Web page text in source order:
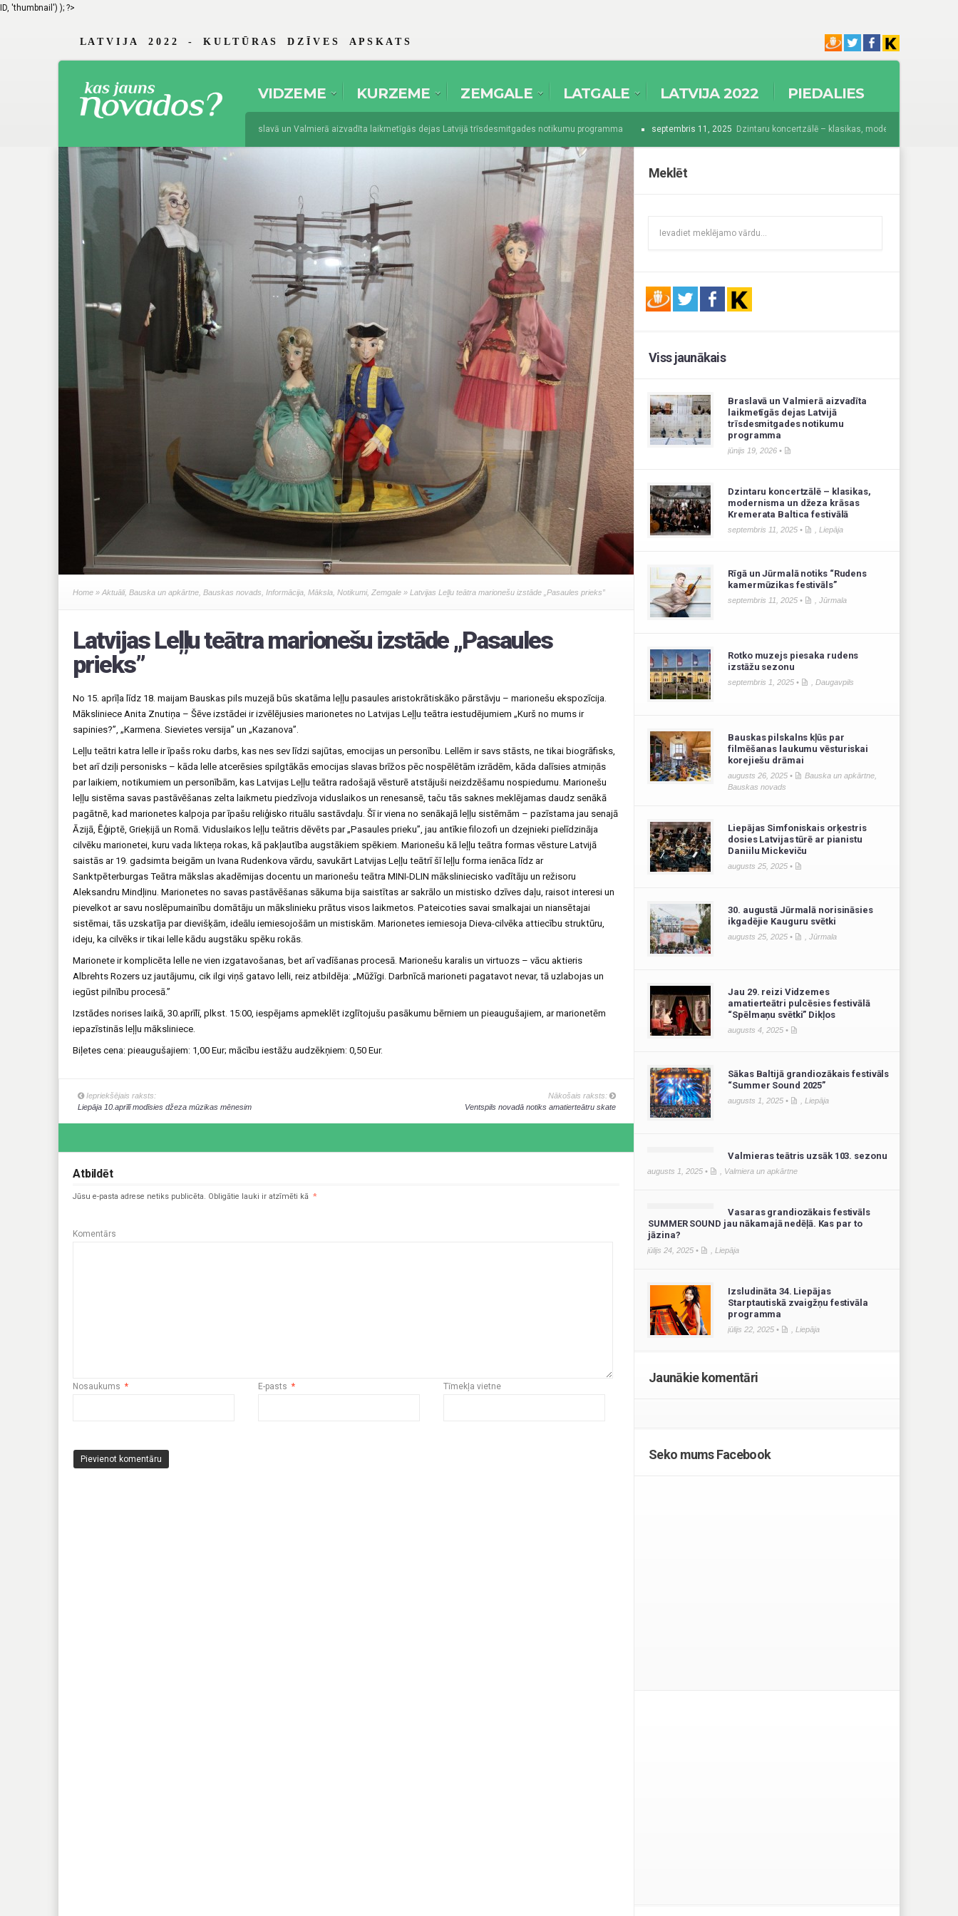
ID, 'thumbnail') ); ?>
L A T V I J A 2 0 2 2 - K U L T Ū R A S D Z Ī V E S A P S K A T S
VIDZEME KURZEME ZEMGALE LATGALE LATVIJA 2022 PIEDALIES
Braslavā un Valmierā aizvadīta laikmetīgās dejas Latvijā trīsdesmitgades notikumu programma septembris 11, 2025 Dzintaru koncertzālē – klasikas, modernisma un džeza
Home » Aktuāli, Bauska un apkārtne Bauskas novads Informācija Māksla Notikumi, Zemgale » Latvijas Leļļu teātra marionešu izstāde „Pasaules prieks”
Latvijas Leļļu teātra marionešu izstāde „Pasaules
prieks”
No 15. aprīļa līdz 18. maijam Bauskas pils muzejā būs skatāma leļļu pasaules aristokrātiskāko pārstāvju – marionešu ekspozīcija.
Māksliniece Anita Znutiņa – Šēve izstādei ir izvēlējusies marionetes no Latvijas Leļļu teātra iestudējumiem „Kurš no mums ir
sapinies?”, „Karmena. Sievietes versija” un „Kazanova”.
Leļļu teātri katra lelle ir īpašs roku darbs, kas nes sev līdzi sajūtas, emocijas un personību. Lellēm ir savs stāsts, ne tikai biogrāfisks,
bet arī dziļi personisks – kāda lelle atcerēsies spilgtākās emocijas slavas brīžos pēc nospēlētām izrādēm, kāda dalīsies atmiņās
par laikiem, notikumiem un personībām, kas Latvijas Leļļu teātra radošajā vēsturē atstājuši neizdzēšamu nospiedumu. Marionešu
leļļu sistēma savas pastāvēšanas zelta laikmetu piedzīvoja viduslaikos un renesansē, taču tās saknes meklējamas daudz senākā
pagātnē, kad marionetes kalpoja par īpašu reliģisko rituālu sastāvdaļu. Šī ir viena no senākajā leļļu sistēmām – pazīstama jau senajā
Āzijā, Ēģiptē, Grieķijā un Romā. Viduslaikos leļļu teātris dēvēts par „Pasaules prieku”, jau antīkie filozofi un dzejnieki pielīdzināja
cilvēku marionetei, kuru vada likteņa rokas, kā pakļautība augstākiem spēkiem. Marionešu kā leļļu teātra formas vēsture Latvijā
saistās ar 19. gadsimta beigām un Ivana Rudenkova vārdu, savukārt Latvijas Leļļu teātrī šī leļļu forma ienāca līdz ar
Sanktpēterburgas Teātra mākslas akadēmijas docentu un marionešu teātra MINI-DLIN māksliniecisko vadītāju un režisoru
Aleksandru Mindļinu. Marionetes no savas pastāvēšanas sākuma bija saistītas ar sakrālo un mistisko dzīves daļu, raisot interesi un
pievelkot ar savu noslēpumainību domātāju un mākslinieku prātus visos laikmetos. Pateicoties savai smalkajai un niansētajai
sistēmai, tās uzskatīja par dievišķām, ideālu iemiesojošām un mistiskām. Marionetes iemiesoja Dieva-cilvēka attiecību struktūru,
ideju, ka cilvēks ir tikai lelle kādu augstāku spēku rokās.
Marionete ir komplicēta lelle ne vien izgatavošanas, bet arī vadīšanas procesā. Marionešu karalis un virtuozs – vācu aktieris
Albrehts Rozers uz jautājumu, cik ilgi viņš gatavo lelli, reiz atbildēja: „Mūžīgi. Darbnīcā marioneti pagatavot nevar, tā uzlabojas un
iegūst pilnību procesā.”
Izstādes norises laikā, 30.aprīlī, plkst. 15:00, iespējams apmeklēt izglītojušu pasākumu bērniem un pieaugušajiem, ar marionetēm
iepazīstinās leļļu māksliniece.
Biļetes cena: pieaugušajiem: 1,00 Eur; mācību iestāžu audzēkņiem: 0,50 Eur.
Iepriekšējais raksts:
Liepāja 10.aprīlī modīsies džeza mūzikas mēnesim
Nākošais raksts:
Ventspils novadā notiks amatierteātru skate
Atbildēt
Jūsu e-pasta adrese netiks publicēta. Obligātie lauki ir atzīmēti kā *
Komentārs
Nosaukums * E-pasts * Tīmekļa vietne
Meklēt
Viss jaunākais
Braslavā un Valmierā aizvadīta
laikmetīgās dejas Latvijā
trīsdesmitgades notikumu
programma
jūnijs 19, 2026 •
Dzintaru koncertzālē – klasikas,
modernisma un džeza krāsas
Kremerata Baltica festivālā
septembris 11, 2025 • ,Liepāja
Rīgā un Jūrmalā notiks “Rudens
kamermūzikas festivāls”
septembris 11, 2025 • ,Jūrmala
Rotko muzejs piesaka rudens
izstāžu sezonu
septembris 1, 2025 • ,Daugavpils
Bauskas pilskalns kļūs par
filmēšanas laukumu vēsturiskai
korejiešu drāmai
augusts 26, 2025 • Bauska un apkārtne
Bauskas novads
Liepājas Simfoniskais orķestris
dosies Latvijas tūrē ar pianistu
Daniilu Mickeviču
augusts 25, 2025 •
30. augustā Jūrmalā norisināsies
ikgadējie Kauguru svētki
augusts 25, 2025 • ,Jūrmala
Jau 29. reizi Vidzemes
amatierteātri pulcēsies festivālā
“Spēlmaņu svētki” Dikļos
augusts 4, 2025 •
Sākas Baltijā grandiozākais festivāls
“Summer Sound 2025”
augusts 1, 2025 • ,Liepāja
Valmieras teātris uzsāk 103. sezonu
augusts 1, 2025 • Valmiera un apkārtne
Vasaras grandiozākais festivāls
SUMMER SOUND jau nākamajā nedēļā. Kas par to
jāzina?
jūlijs 24, 2025 • ,Liepāja
Izsludināta 34. Liepājas
Starptautiskā zvaigžņu festivāla
programma
jūlijs 22, 2025 • ,Liepāja
Jaunākie komentāri
Seko mums Facebook